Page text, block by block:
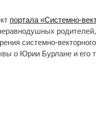
портала «Системно-
системно-
о Юрии Бурлане и его